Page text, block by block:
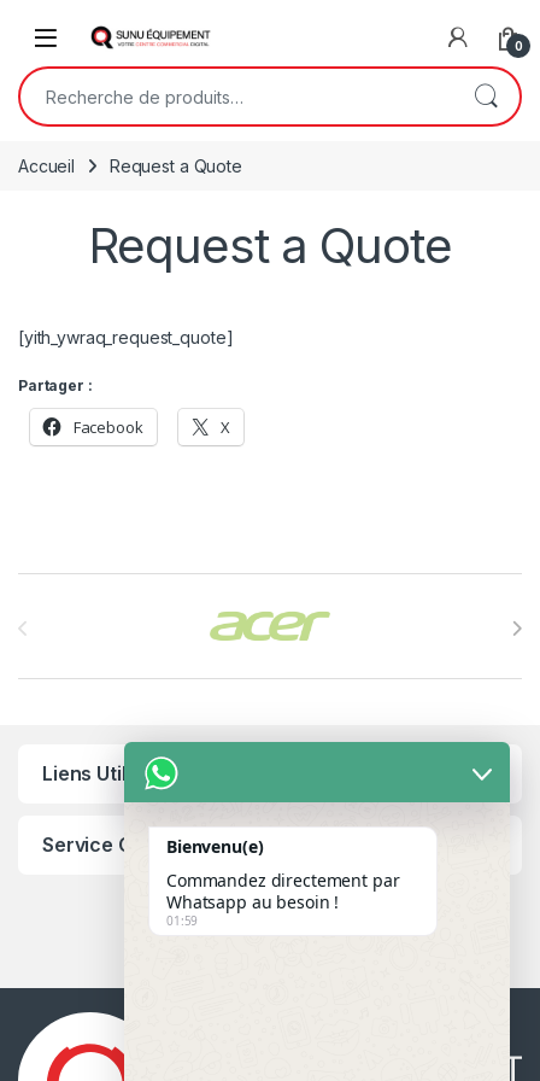
Open 0
Recherche pour :
Accueil Request a Quote
Request a Quote
[yith_ywraq_request_quote]
Partager :
Facebook X
Liens Utiles
Service ClientBienvenu(e)
Commandez directement par
Whatsapp au besoin !
01:59